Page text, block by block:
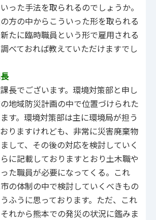
った手法を取られるのでしょうか。
方の中からこういった形を取られる
たに臨時職員という形で雇用される
べておれば教えていただけますでし
長でございます。環境対策部と申し
地域防災計画の中で位置づけられた
す。環境対策部は主に環境局が担う
りますけれども、非常に災害廃棄物
して、その後の対応を検討していく
に記載しておりますとおり土木職や
た職員が必要になってくる。これ
の体制の中で検討していくべきもの
ふうに思っております。ただ、これ
れから熊本での発災の状況に鑑みま